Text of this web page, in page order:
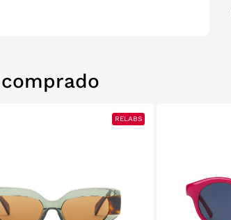
RELABS